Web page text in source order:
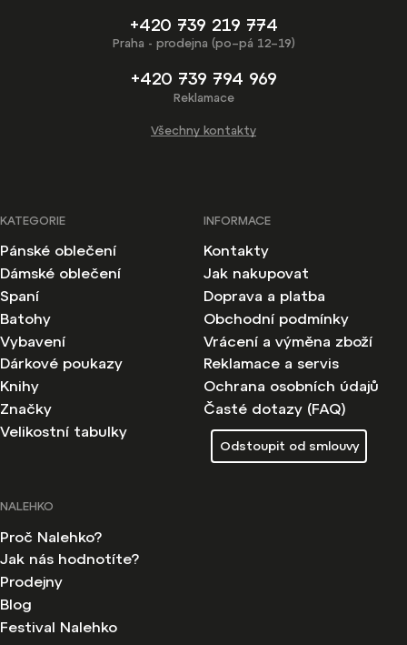
+420 739 219 774
Praha - prodejna (po–pá 12–19)
+420 739 794 969
Reklamace
Všechny kontakty
KATEGORIE
Pánské oblečení
Dámské oblečení
Spaní
Batohy
Vybavení
Dárkové poukazy
Knihy
Značky
Velikostní tabulky
INFORMACE
Kontakty
Jak nakupovat
Doprava a platba
Obchodní podmínky
Vrácení a výměna zboží
Reklamace a servis
Ochrana osobních údajů
Časté dotazy (FAQ)
Odstoupit od smlouvy
NALEHKO
Proč Nalehko?
Jak nás hodnotíte?
Prodejny
Blog
Festival Nalehko